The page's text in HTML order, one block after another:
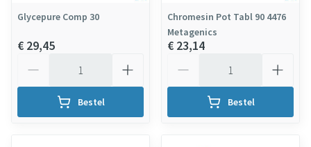
Glycepure Comp 30
€ 29,45
Bestel
Chromesin Pot Tabl 90 4476
Metagenics
€ 23,14
Bestel